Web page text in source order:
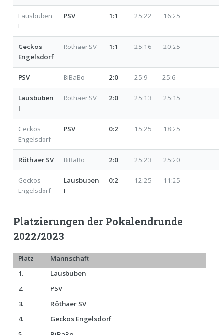
Lausbuben
I
PSV 1:1 25:22 16:25
Geckos
Engelsdorf
Röthaer SV 1:1 25:16 20:25
PSV BiBaBo 2:0 25:9 25:6
Lausbuben
I
Röthaer SV 2:0 25:13 25:15
Geckos
Engelsdorf
PSV 0:2 15:25 18:25
Röthaer SV BiBaBo 2:0 25:23 25:20
Geckos
Engelsdorf
Lausbuben
I
0:2 12:25 11:25
Platzierungen der Pokalendrunde
2022/2023
Platz
Mannschaft
1.
Lausbuben
2.
PSV
3.
Röthaer SV
4.
Geckos Engelsdorf